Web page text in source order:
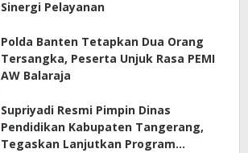
Sinergi Pelayanan
Polda Banten Tetapkan Dua Orang
Tersangka, Peserta Unjuk Rasa PEMI
AW Balaraja
Supriyadi Resmi Pimpin Dinas
Pendidikan Kabupaten Tangerang,
Tegaskan Lanjutkan Program